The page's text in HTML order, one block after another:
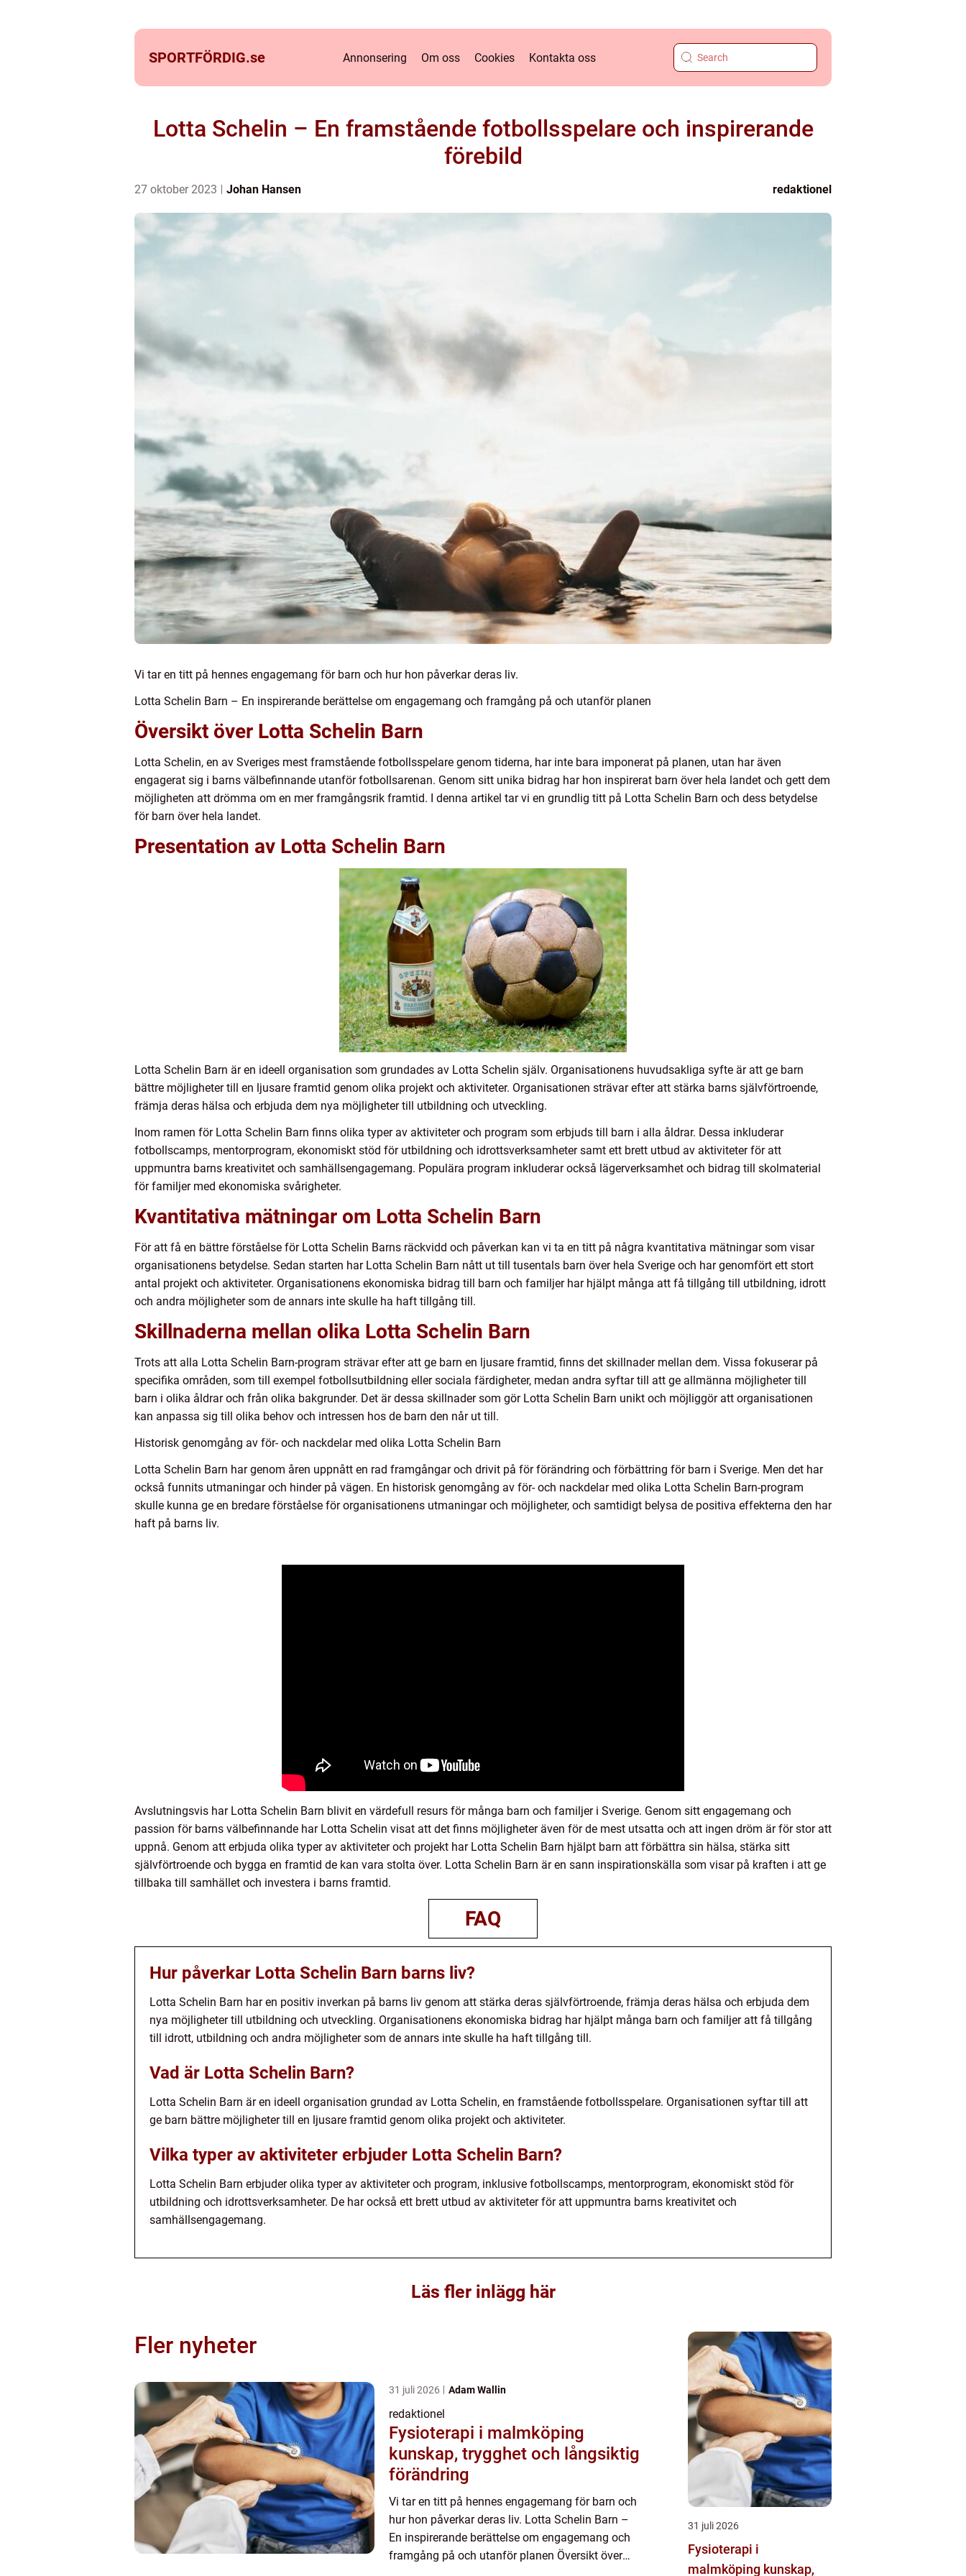
SPORTFÖRDIG.se Annonsering Om oss Cookies Kontakta oss
Lotta Schelin – En framstående fotbollsspelare och inspirerande
förebild
27 oktober 2023 Johan Hansen redaktionel
Vi tar en titt på hennes engagemang för barn och hur hon påverkar deras liv.
Lotta Schelin Barn – En inspirerande berättelse om engagemang och framgång på och utanför planen
Översikt över Lotta Schelin Barn
Lotta Schelin, en av Sveriges mest framstående fotbollsspelare genom tiderna, har inte bara imponerat på planen, utan har även
engagerat sig i barns välbefinnande utanför fotbollsarenan. Genom sitt unika bidrag har hon inspirerat barn över hela landet och gett dem
möjligheten att drömma om en mer framgångsrik framtid. I denna artikel tar vi en grundlig titt på Lotta Schelin Barn och dess betydelse
för barn över hela landet.
Presentation av Lotta Schelin Barn
Lotta Schelin Barn är en ideell organisation som grundades av Lotta Schelin själv. Organisationens huvudsakliga syfte är att ge barn
bättre möjligheter till en ljusare framtid genom olika projekt och aktiviteter. Organisationen strävar efter att stärka barns självförtroende,
främja deras hälsa och erbjuda dem nya möjligheter till utbildning och utveckling.
Inom ramen för Lotta Schelin Barn finns olika typer av aktiviteter och program som erbjuds till barn i alla åldrar. Dessa inkluderar
fotbollscamps, mentorprogram, ekonomiskt stöd för utbildning och idrottsverksamheter samt ett brett utbud av aktiviteter för att
uppmuntra barns kreativitet och samhällsengagemang. Populära program inkluderar också lägerverksamhet och bidrag till skolmaterial
för familjer med ekonomiska svårigheter.
Kvantitativa mätningar om Lotta Schelin Barn
För att få en bättre förståelse för Lotta Schelin Barns räckvidd och påverkan kan vi ta en titt på några kvantitativa mätningar som visar
organisationens betydelse. Sedan starten har Lotta Schelin Barn nått ut till tusentals barn över hela Sverige och har genomfört ett stort
antal projekt och aktiviteter. Organisationens ekonomiska bidrag till barn och familjer har hjälpt många att få tillgång till utbildning, idrott
och andra möjligheter som de annars inte skulle ha haft tillgång till.
Skillnaderna mellan olika Lotta Schelin Barn
Trots att alla Lotta Schelin Barn-program strävar efter att ge barn en ljusare framtid, finns det skillnader mellan dem. Vissa fokuserar på
specifika områden, som till exempel fotbollsutbildning eller sociala färdigheter, medan andra syftar till att ge allmänna möjligheter till
barn i olika åldrar och från olika bakgrunder. Det är dessa skillnader som gör Lotta Schelin Barn unikt och möjliggör att organisationen
kan anpassa sig till olika behov och intressen hos de barn den når ut till.
Historisk genomgång av för- och nackdelar med olika Lotta Schelin Barn
Lotta Schelin Barn har genom åren uppnått en rad framgångar och drivit på för förändring och förbättring för barn i Sverige. Men det har
också funnits utmaningar och hinder på vägen. En historisk genomgång av för- och nackdelar med olika Lotta Schelin Barn-program
skulle kunna ge en bredare förståelse för organisationens utmaningar och möjligheter, och samtidigt belysa de positiva effekterna den har
haft på barns liv.
Avslutningsvis har Lotta Schelin Barn blivit en värdefull resurs för många barn och familjer i Sverige. Genom sitt engagemang och
passion för barns välbefinnande har Lotta Schelin visat att det finns möjligheter även för de mest utsatta och att ingen dröm är för stor att
uppnå. Genom att erbjuda olika typer av aktiviteter och projekt har Lotta Schelin Barn hjälpt barn att förbättra sin hälsa, stärka sitt
självförtroende och bygga en framtid de kan vara stolta över. Lotta Schelin Barn är en sann inspirationskälla som visar på kraften i att ge
tillbaka till samhället och investera i barns framtid.
FAQ
Hur påverkar Lotta Schelin Barn barns liv?
Lotta Schelin Barn har en positiv inverkan på barns liv genom att stärka deras självförtroende, främja deras hälsa och erbjuda dem
nya möjligheter till utbildning och utveckling. Organisationens ekonomiska bidrag har hjälpt många barn och familjer att få tillgång
till idrott, utbildning och andra möjligheter som de annars inte skulle ha haft tillgång till.
Vad är Lotta Schelin Barn?
Lotta Schelin Barn är en ideell organisation grundad av Lotta Schelin, en framstående fotbollsspelare. Organisationen syftar till att
ge barn bättre möjligheter till en ljusare framtid genom olika projekt och aktiviteter.
Vilka typer av aktiviteter erbjuder Lotta Schelin Barn?
Lotta Schelin Barn erbjuder olika typer av aktiviteter och program, inklusive fotbollscamps, mentorprogram, ekonomiskt stöd för
utbildning och idrottsverksamheter. De har också ett brett utbud av aktiviteter för att uppmuntra barns kreativitet och
samhällsengagemang.
Läs fler inlägg här
Fler nyheter
31 juli 2026 Adam Wallin
redaktionel
Fysioterapi i malmköping
kunskap, trygghet och långsiktig
förändring
Vi tar en titt på hennes engagemang för barn och
hur hon påverkar deras liv. Lotta Schelin Barn –
En inspirerande berättelse om engagemang och
framgång på och utanför planen Översikt över
31 juli 2026
Fysioterapi i
malmköping kunskap,